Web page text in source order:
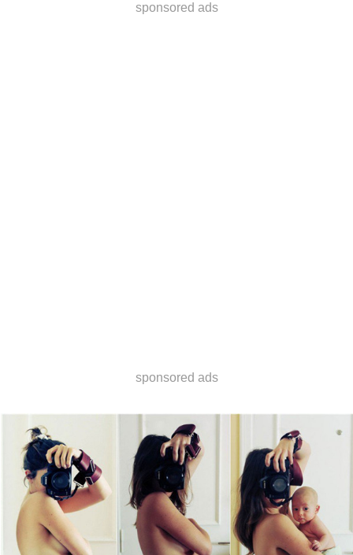
sponsored ads
sponsored ads